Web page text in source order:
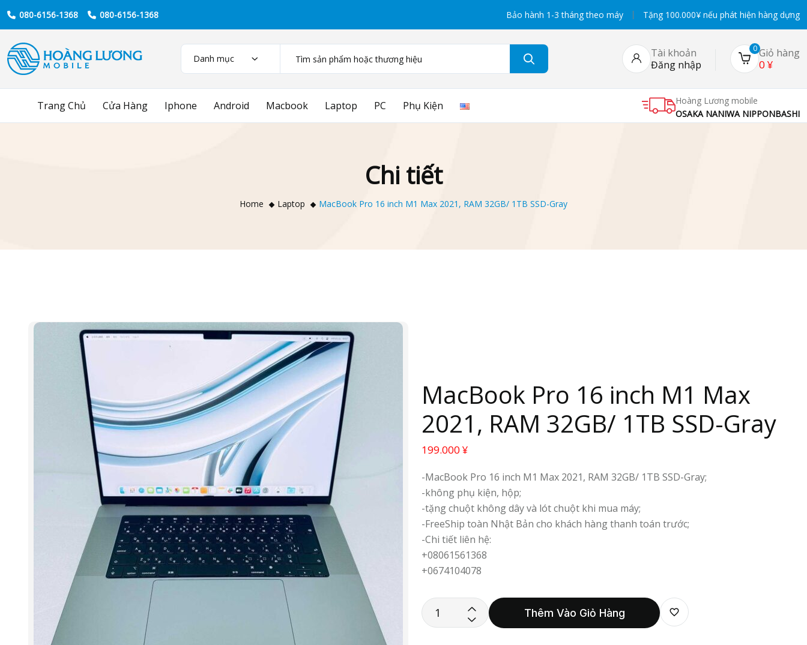
080-6156-1368 080-6156-1368 Bảo hành 1-3 tháng theo máy Tặng 100.000¥ nếu phát hiện hàng dựng
Danh mục
Tài khoản
Đăng nhập
0 Giỏ hàng
0 ¥
Trang Chủ Cửa Hàng Iphone Android Macbook Laptop PC Phụ Kiện
Hoàng Lương mobile
OSAKA NANIWA NIPPONBASHI
Chi tiết
Home Laptop MacBook Pro 16 inch M1 Max 2021, RAM 32GB/ 1TB SSD-Gray
MacBook Pro 16 inch M1 Max
2021, RAM 32GB/ 1TB SSD-Gray
199.000 ¥
-MacBook Pro 16 inch M1 Max 2021, RAM 32GB/ 1TB SSD-Gray;
-không phụ kiện, hộp;
-tặng chuột không dây và lót chuột khi mua máy;
-FreeShip toàn Nhật Bản cho khách hàng thanh toán trước;
-Chi tiết liên hệ:
+08061561368
+0674104078
Thêm Vào Giỏ Hàng